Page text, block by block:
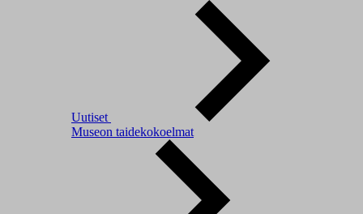
Uutiset
Museon taidekokoelmat